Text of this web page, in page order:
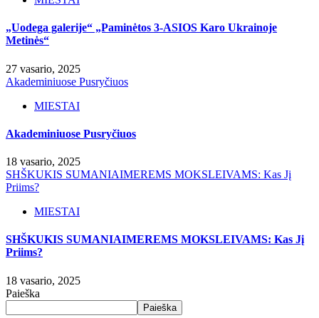
„Uodega galerije“ „Paminėtos 3-ASIOS Karo Ukrainoje
Metinės“
27 vasario, 2025
Akademiniuose Pusryčiuos
MIESTAI
Akademiniuose Pusryčiuos
18 vasario, 2025
SHŠKUKIS SUMANIAIMEREMS MOKSLEIVAMS: Kas Jį
Priims?
MIESTAI
SHŠKUKIS SUMANIAIMEREMS MOKSLEIVAMS: Kas Jį
Priims?
18 vasario, 2025
Paieška
Paieška